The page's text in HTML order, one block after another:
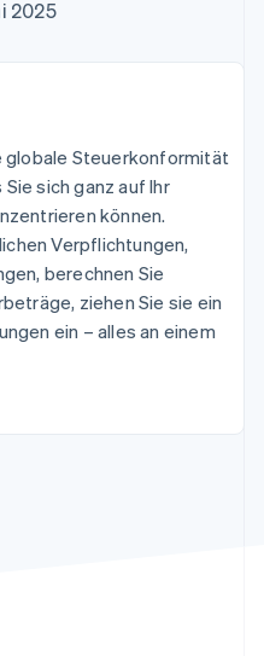
Pipeline
und
So
und
Agenten
2025
globale Steuerkonformität
sich ganz auf Ihr
können.
Verpflichtungen,
berechnen Sie
ziehen Sie sie ein
ein – alles an einem